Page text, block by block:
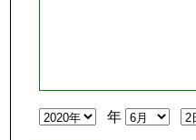
年